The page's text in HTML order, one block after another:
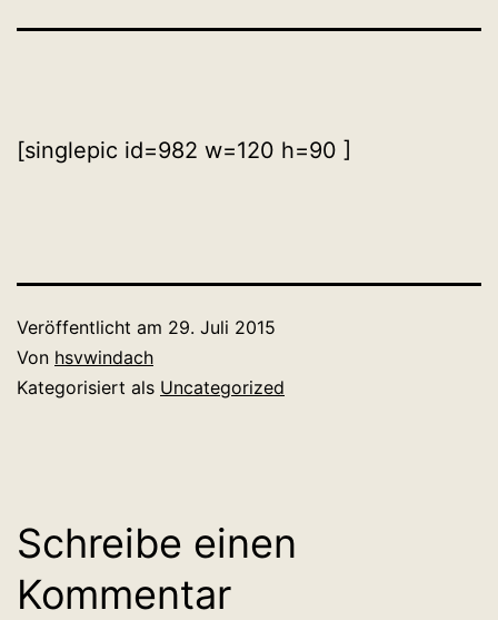
[singlepic id=982 w=120 h=90 ]
Veröffentlicht am 29. Juli 2015
Von hsvwindach
Kategorisiert als Uncategorized
Schreibe einen
Kommentar